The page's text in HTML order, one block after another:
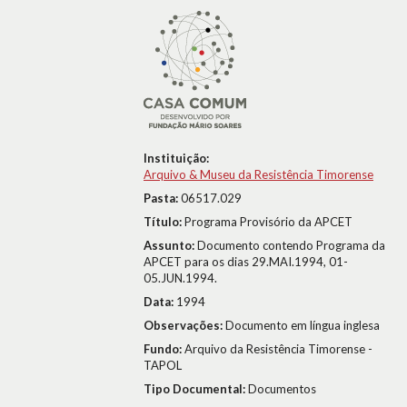
Instituição:
Arquivo & Museu da Resistência Timorense
Pasta:06517.029
Título:Programa Provisório da APCET
Assunto:Documento contendo Programa da
APCET para os dias 29.MAI.1994, 01-
05.JUN.1994.
Data: 1994
Observações:Documento em língua inglesa
Fundo:Arquivo da Resistência Timorense -
TAPOL
Tipo Documental:Documentos